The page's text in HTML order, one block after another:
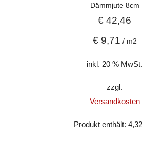
Dämmjute 8cm
€ 42,46
€9,71 / m2
inkl. 20 % MwSt.
zzgl.
Versandkosten
Produkt enthält: 4,32